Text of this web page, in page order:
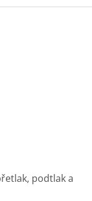
podtlak a